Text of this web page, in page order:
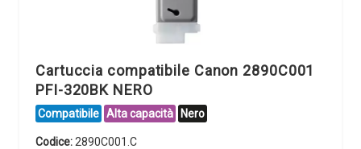
Cartuccia compatibile Canon 2890C001
PFI-320BK NERO
Compatibile Alta capacità Nero
Codice: 2890C001.C